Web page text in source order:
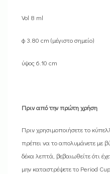
Vol 8 ml
φ 3.80 cm (μέγιστο σημείο)
ύψος 6.10 cm
Πριν από την πρώτη χρήση
Πριν χρησιμοποιήσετε το
πρέπει να το απολυμάνετε με
δέκα λεπτά, βεβαιωθείτε ότι
μην καταστρέψετε το Period